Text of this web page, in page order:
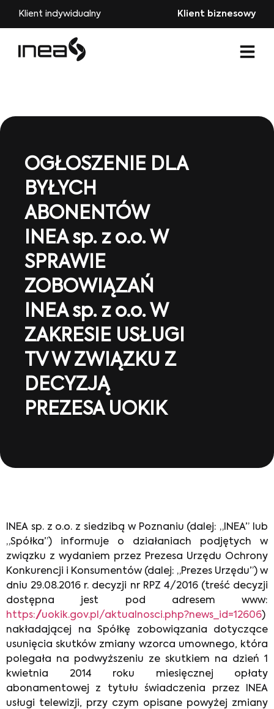
Klient indywidualny Klient biznesowy
OGŁOSZENIE DLA
BYŁYCH
ABONENTÓW
INEA sp. z o.o. W
SPRAWIE
ZOBOWIĄZAŃ
INEA sp. z o.o. W
ZAKRESIE USŁUGI
TV W ZWIĄZKU Z
DECYZJĄ
PREZESA UOKIK
INEA sp. z o.o. z siedzibą w Poznaniu (dalej: „INEA” lub
„Spółka”) informuje o działaniach podjętych w
związku z wydaniem przez Prezesa Urzędu Ochrony
Konkurencji i Konsumentów (dalej: „Prezes Urzędu”) w
dniu 29.08.2016 r. decyzji nr RPZ 4/2016 (treść decyzji
dostępna jest pod adresem www:
https://uokik.gov.pl/aktualnosci.php?news_id=12606)
nakładającej na Spółkę zobowiązania dotyczące
usunięcia skutków zmiany wzorca umownego, która
polegała na podwyższeniu ze skutkiem na dzień 1
kwietnia 2014 roku miesięcznej opłaty
abonamentowej z tytułu świadczenia przez INEA
usługi telewizji, przy czym opisane powyżej zmiany